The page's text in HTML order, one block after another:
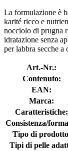
La formulazione è
karité ricco e
nocciolo di prugna
idratazione senza
per labbra secche a
Art.-Nr.:
Contenuto:
EAN:
Marca:
Caratteristiche:
Consistenza/
Tipo di
Tipi di pelle